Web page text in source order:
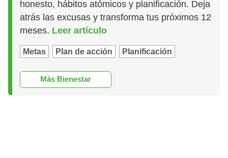
honesto, hábitos atómicos y planificación. Deja
atrás las excusas y transforma tus próximos 12
meses. Leer artículo
Metas Plan de acción Planificación
Más Bienestar